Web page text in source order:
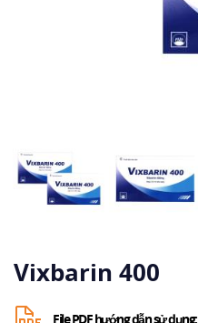
Vixbarin 400
File PDF hướng dẫn sử dụng: